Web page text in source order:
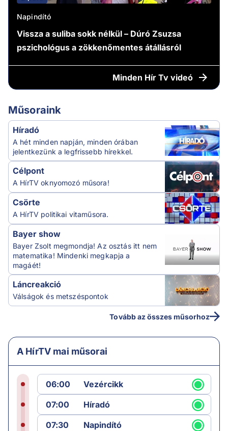
Napindító
Vissza a suliba sokk nélkül – Dúró Zsuzsa
pszichológus a zökkenőmentes átállásról
Minden Hír Tv videó
Műsoraink
Híradó
A hét minden napján, minden órában
jelentkezünk a legfrissebb hírekkel.
Célpont
A HírTV oknyomozó műsora!
Csörte
A HírTV politikai vitaműsora.
Bayer show
Bayer Zsolt megmondja! Az osztás itt nem
matematika! Mindenki megkapja a
magáét!
Láncreakció
Válságok és metszéspontok
Tovább az összes műsorhoz
A HírTV mai műsorai
06:00
Vezércikk
07:00
Híradó
07:30
Napindító